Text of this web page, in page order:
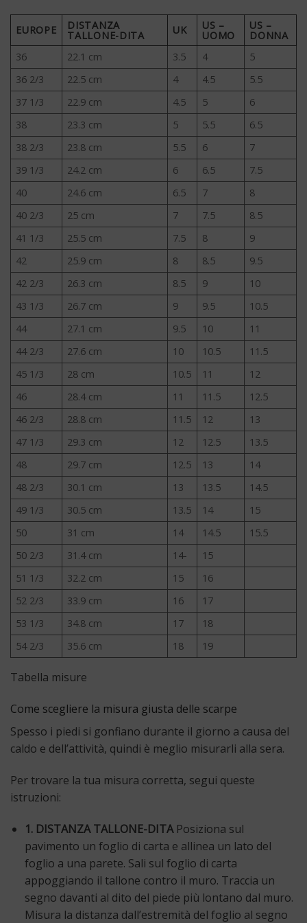
EUROPE DISTANZA
TALLONE-DITA UK US –
UOMO
US –
DONNA
36
22.1 cm 3.5 4
5
36 2/3
22.5 cm 4 4.5
5.5
37 1/3
22.9 cm 4.5 5
6
38
23.3 cm 5 5.5
6.5
38 2/3
23.8 cm 5.5 6
7
39 1/3
24.2 cm 6 6.5
7.5
40
24.6 cm 6.5 7
8
40 2/3
25 cm 7 7.5
8.5
41 1/3
25.5 cm 7.5 8
9
42
25.9 cm 8 8.5
9.5
42 2/3
26.3 cm 8.5 9
10
43 1/3
26.7 cm 9 9.5
10.5
44
27.1 cm 9.5 10
11
44 2/3
27.6 cm 10 10.5
11.5
45 1/3
28 cm 10.5 11
12
46
28.4 cm 11 11.5
12.5
46 2/3
28.8 cm 11.5 12
13
47 1/3
29.3 cm 12 12.5
13.5
48
29.7 cm 12.5 13
14
48 2/3
30.1 cm 13 13.5
14.5
49 1/3
30.5 cm 13.5 14
15
50
31 cm 14 14.5
15.5
50 2/3
31.4 cm 14-
15
51 1/3
32.2 cm 15
16
52 2/3
33.9 cm 16
17
53 1/3
34.8 cm 17
18
54 2/3
35.6 cm 18 19
Tabella misure
Come scegliere la misura giusta delle scarpe
Spesso i piedi si gonfiano durante il giorno a causa del
caldo e dell’attività, quindi è meglio misurarli alla sera.
Per trovare la tua misura corretta, segui queste
istruzioni:
1. DISTANZA TALLONE-DITAPosiziona sul
pavimento un foglio di carta e allinea un lato del
foglio a una parete. Sali sul foglio di carta
appoggiando il tallone contro il muro. Traccia un
segno davanti al dito del piede più lontano dal muro.
Misura la distanza dall’estremità del foglio al segno